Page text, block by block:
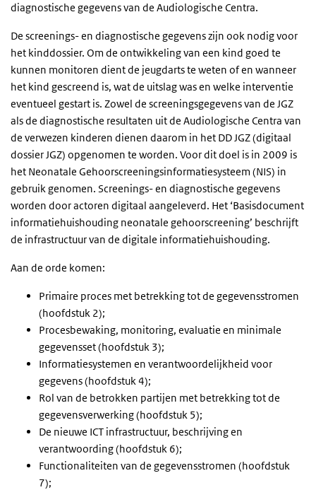
diagnostische gegevens van de Audiologische Centra.
De screenings- en diagnostische gegevens zijn ook nodig voor
het kinddossier. Om de ontwikkeling van een kind goed te
kunnen monitoren dient de jeugdarts te weten of en wanneer
het kind gescreend is, wat de uitslag was en welke interventie
eventueel gestart is. Zowel de screeningsgegevens van de JGZ
als de diagnostische resultaten uit de Audiologische Centra van
de verwezen kinderen dienen daarom in het DD JGZ (digitaal
dossier JGZ) opgenomen te worden. Voor dit doel is in 2009 is
het Neonatale Gehoorscreeningsinformatiesysteem (NIS) in
gebruik genomen. Screenings- en diagnostische gegevens
worden door actoren digitaal aangeleverd. Het ‘Basisdocument
informatiehuishouding neonatale gehoorscreening’ beschrijft
de infrastructuur van de digitale informatiehuishouding.
Aan de orde komen:
Primaire proces met betrekking tot de gegevensstromen
(hoofdstuk 2);
Procesbewaking, monitoring, evaluatie en minimale
gegevensset (hoofdstuk 3);
Informatiesystemen en verantwoordelijkheid voor
gegevens (hoofdstuk 4);
Rol van de betrokken partijen met betrekking tot de
gegevensverwerking (hoofdstuk 5);
De nieuwe ICT infrastructuur, beschrijving en
verantwoording (hoofdstuk 6);
Functionaliteiten van de gegevensstromen (hoofdstuk
7);